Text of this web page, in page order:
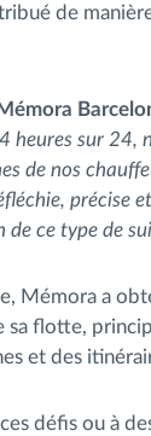
de
sur 24,
de nos
précise
de ce type de
Mémora a
flotte,
et des
défis ou à